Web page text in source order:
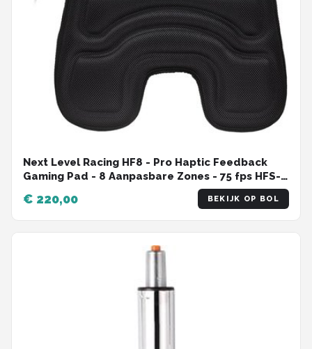
Next Level Racing HF8 - Pro Haptic Feedback
Gaming Pad - 8 Aanpasbare Zones - 75 fps HFS-
€ 220,00 BEKIJK OP BOL